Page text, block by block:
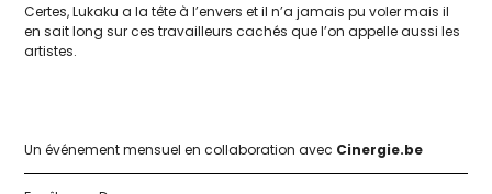
Certes, Lukaku a la tête à l’envers et il n’a jamais pu voler mais il
en sait long sur ces tra­vailleurs cachés que l’on appelle aus­si les
artistes.
Un évé­ne­ment men­suel en col­la­bo­ra­tion avec Cinergie.be